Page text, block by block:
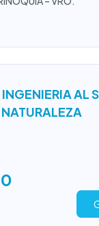
INGENIERIA AL